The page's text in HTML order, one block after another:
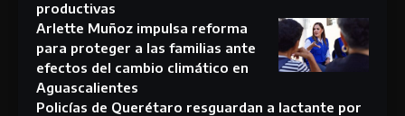
productivas
Arlette Muñoz impulsa reforma
para proteger a las familias ante
efectos del cambio climático en
Aguascalientes
Policías de Querétaro resguardan a lactante por